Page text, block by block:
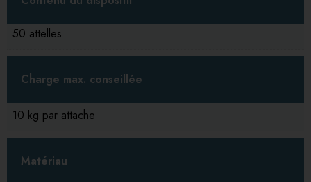
50 attelles
Charge max. conseillée
10 kg par attache
Matériau